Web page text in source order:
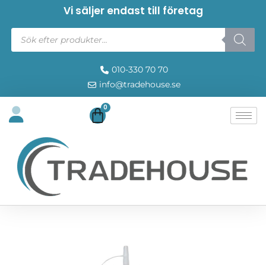
Vi säljer endast till företag
010-330 70 70
info@tradehouse.se
0